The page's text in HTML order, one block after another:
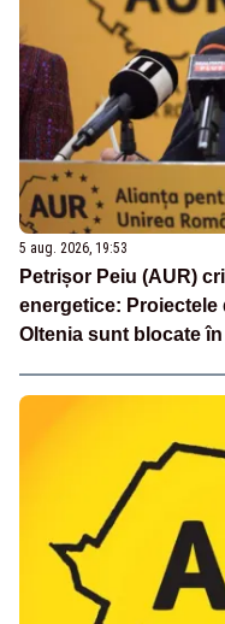
5 aug. 2026, 19:53
Petrișor Peiu (AUR)
energetice:
Oltenia sunt blocate